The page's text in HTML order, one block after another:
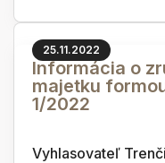
25.11.2022
Informácia o
majetku
1/2022
Vyhlasovateľ